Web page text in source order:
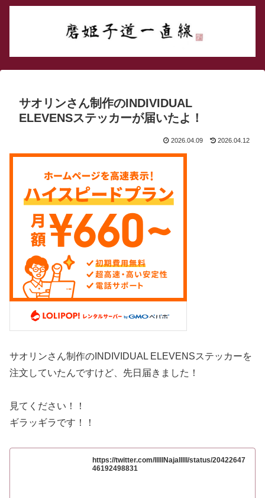
サオリンさん制作のINDIVIDUAL
ELEVENSステッカーが届いたよ！
2026.04.09 2026.04.12
サオリンさん制作のINDIVIDUAL ELEVENSステッカーを
注文していたんですけど、先日届きました！
見てください！！
ギラッギラです！！
https://twitter.com/lllllNajalllll/status/20422647
46192498831